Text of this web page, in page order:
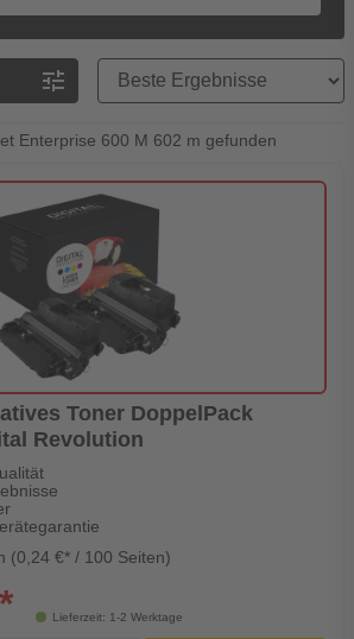
tune
Enterprise 600 M 602 m gefunden
Toner DoppelPack
Revolution
(0,24 €* / 100 Seiten)
Lieferzeit: 1-2 Werktage